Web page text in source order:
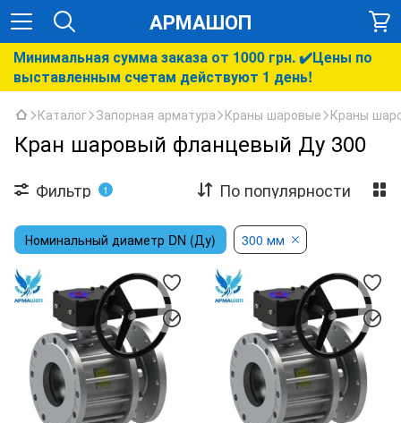
АРМАШОП
Минимальная сумма заказа от 1000 грн. ✔️Цены по
выставленным счетам действуют 1 день!
Каталог Запорная арматура Краны шаровые Краны
Кран шаровый фланцевый Ду 300
Фильтр 1 По популярности
Номинальный диаметр DN (Ду) 300 мм